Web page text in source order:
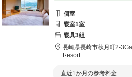
個室
寝室1室
寝具3組
長崎県長崎市秋月町2-3
Resort
直近1か月の参考料金